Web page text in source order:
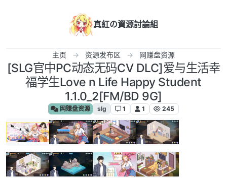
真紅の資源討論組
主页 资源发布区 网赚盘资源
[SLG官中PC动态无码CV DLC]爱与生活幸
福学生Love n Life Happy Student
1.1.0_2[FM/BD 9G]
网赚盘资源 slg 1 1 245